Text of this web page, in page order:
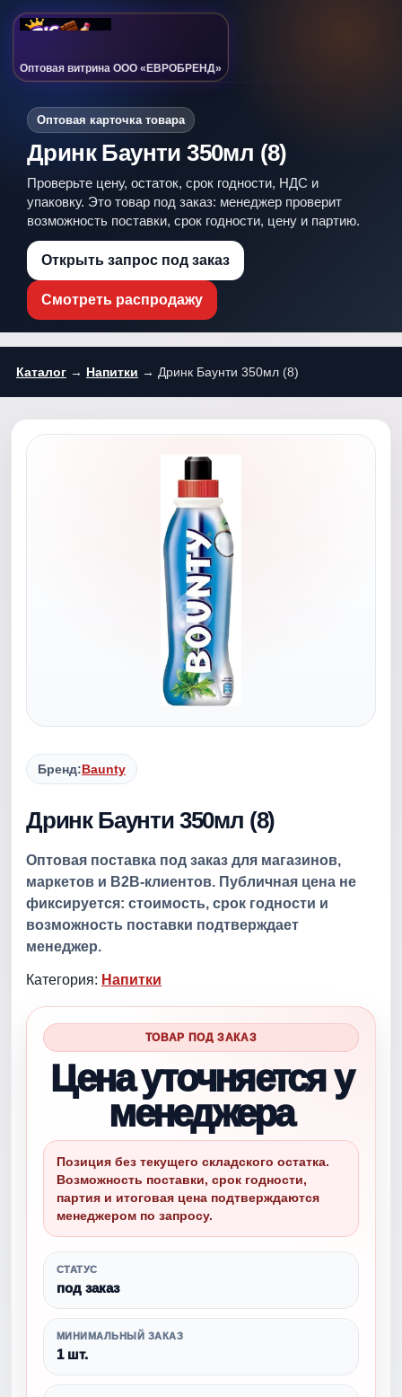
Оптовая витрина ООО «ЕВРОБРЕНД»
Оптовая карточка товара
Дринк Баунти 350мл (8)
Проверьте цену, остаток, срок годности, НДС и
упаковку. Это товар под заказ: менеджер проверит
возможность поставки, срок годности, цену и партию.
Открыть запрос под заказ
Смотреть распродажу
Каталог → Напитки → Дринк Баунти 350мл (8)
Бренд:Baunty
Дринк Баунти 350мл (8)
Оптовая поставка под заказ для магазинов,
маркетов и B2B-клиентов. Публичная цена не
фиксируется: стоимость, срок годности и
возможность поставки подтверждает
менеджер.
Категория: Напитки
ТОВАР ПОД ЗАКАЗ
Цена уточняется у
менеджера
Позиция без текущего складского остатка.
Возможность поставки, срок годности,
партия и итоговая цена подтверждаются
менеджером по запросу.
СТАТУС
под заказ
МИНИМАЛЬНЫЙ ЗАКАЗ
1 шт.